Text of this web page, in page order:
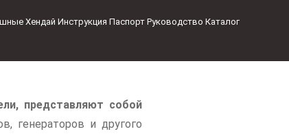
Хендай Инструкция Паспорт Руководство Каталог
представляют собой
генераторов и другого